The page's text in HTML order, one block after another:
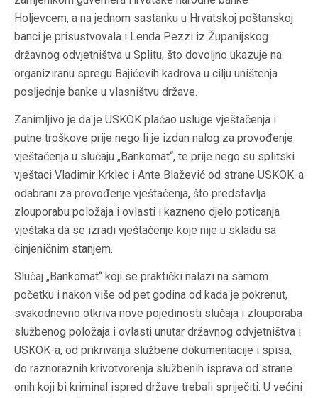
Holjevcem, a na jednom sastanku u Hrvatskoj poštanskoj
banci je prisustvovala i Lenda Pezzi iz Županijskog
državnog odvjetništva u Splitu, što dovoljno ukazuje na
organiziranu spregu Bajićevih kadrova u cilju uništenja
posljednje banke u vlasništvu države.
Zanimljivo je da je USKOK plaćao usluge vještačenja i
putne troškove prije nego li je izdan nalog za provođenje
vještačenja u slučaju „Bankomat“, te prije nego su splitski
vještaci Vladimir Krklec i Ante Blažević od strane USKOK-a
odabrani za provođenje vještačenja, što predstavlja
zlouporabu položaja i ovlasti i kazneno djelo poticanja
vještaka da se izradi vještačenje koje nije u skladu sa
činjeničnim stanjem.
Slučaj „Bankomat“ koji se praktički nalazi na samom
početku i nakon više od pet godina od kada je pokrenut,
svakodnevno otkriva nove pojedinosti slučaja i zlouporaba
službenog položaja i ovlasti unutar državnog odvjetništva i
USKOK-a, od prikrivanja službene dokumentacije i spisa,
do raznoraznih krivotvorenja službenih isprava od strane
onih koji bi kriminal ispred države trebali spriječiti. U većini